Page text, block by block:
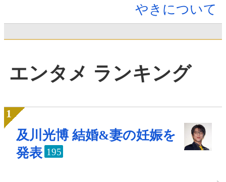
やきについて
エンタメ ランキング
及川光博 結婚&妻の妊娠を
発表 195